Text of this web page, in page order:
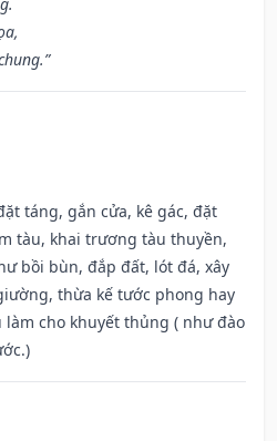
táng, gắn cửa, kê gác, đặt
tàu, khai trương tàu thuyền,
bồi bùn, đắp đất, lót đá, xây
thừa kế tước phong hay
làm cho khuyết thủng ( như đào